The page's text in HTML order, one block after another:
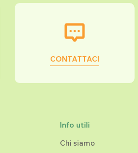
CONTATTACI
Info utili
Chi siamo